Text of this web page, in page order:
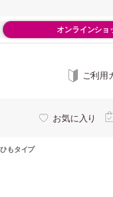
オンラインショ
ご利用
お気に入り
もタイプ